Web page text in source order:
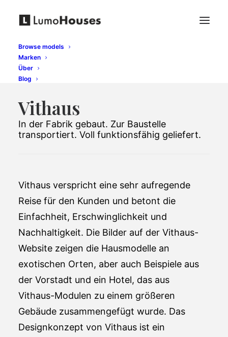
Browse models
Marken
Über
Blog
Vithaus
In der Fabrik gebaut. Zur Baustelle
transportiert. Voll funktionsfähig geliefert.
Vithaus verspricht eine sehr aufregende
Reise für den Kunden und betont die
Einfachheit, Erschwinglichkeit und
Nachhaltigkeit. Die Bilder auf der Vithaus-
Website zeigen die Hausmodelle an
exotischen Orten, aber auch Beispiele aus
der Vorstadt und ein Hotel, das aus
Vithaus-Modulen zu einem größeren
Gebäude zusammengefügt wurde. Das
Designkonzept von Vithaus ist ein